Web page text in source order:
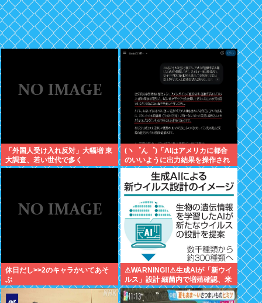
「外国人受け入れ反対」大幅増 東
大調査、若い世代で多く
(ヽ゜ん゜)「AIはアメリカに都合
のいいように出力結果を操作され
ている！」
休日だし>>2のキャラかいてあそ
ぶ
⚠WARNING!!⚠生成AIが「新ウイ
ルス」設計 細菌内で増殖確認、米
大学が研究